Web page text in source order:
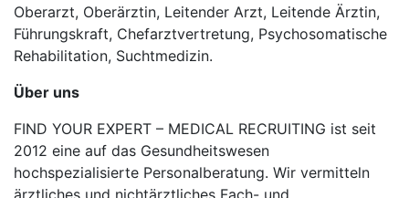
Oberarzt, Oberärztin, Leitender Arzt, Leitende Ärztin,
Führungskraft, Chefarztvertretung, Psychosomatische
Rehabilitation, Suchtmedizin.
Über uns
FIND YOUR EXPERT – MEDICAL RECRUITING ist seit
2012 eine auf das Gesundheitswesen
hochspezialisierte Personalberatung. Wir vermitteln
ärztliches und nichtärztliches Fach- und